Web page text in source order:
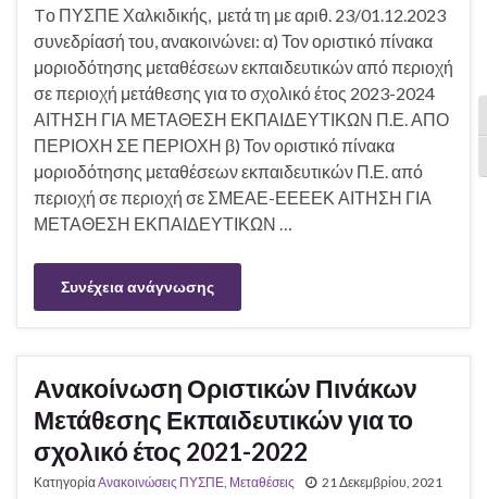
Tο ΠΥΣΠΕ Χαλκιδικής, μετά τη με αριθ. 23/01.12.2023
συνεδρίασή του, ανακοινώνει: α) Τον οριστικό πίνακα
μοριοδότησης μεταθέσεων εκπαιδευτικών από περιοχή
σε περιοχή μετάθεσης για το σχολικό έτος 2023-2024
ΑΙΤΗΣΗ ΓΙΑ ΜΕΤΑΘΕΣΗ ΕΚΠΑΙΔΕΥΤΙΚΩΝ Π.Ε. ΑΠΟ
ΠΕΡΙΟΧΗ ΣΕ ΠΕΡΙΟΧΗ β) Τον οριστικό πίνακα
μοριοδότησης μεταθέσεων εκπαιδευτικών Π.Ε. από
περιοχή σε περιοχή σε ΣΜΕΑΕ-ΕΕΕΕΚ ΑΙΤΗΣΗ ΓΙΑ
ΜΕΤΑΘΕΣΗ ΕΚΠΑΙΔΕΥΤΙΚΩΝ …
Συνέχεια ανάγνωσης
Ανακοίνωση Οριστικών Πινάκων
Μετάθεσης Εκπαιδευτικών για το
σχολικό έτος 2021-2022
ΚατηγορίαΑνακοινώσεις ΠΥΣΠΕ Μεταθέσεις 21 Δεκεμβρίου, 2021